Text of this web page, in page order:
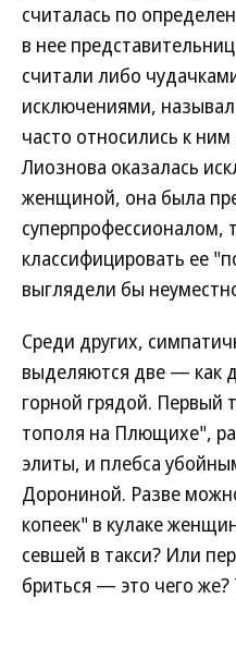
считалась по
в нее
считали либо
исключениями,
часто относились к ним
Лиознова оказалась
женщиной, она была
суперпрофессионалом,
классифицировать ее
выглядели бы
Среди других,
выделяются две — как
горной грядой.
тополя на Плющихе",
элиты, и плебса
Дорониной. Разве
копеек" в кулаке
севшей в такси? Или
бриться — это чего